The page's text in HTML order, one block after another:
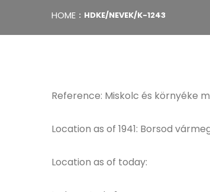
HOME HDKE/NEVEK/K-1243
Reference: Miskolc és környéke
Location as of 1941: Borsod
Location as of today: